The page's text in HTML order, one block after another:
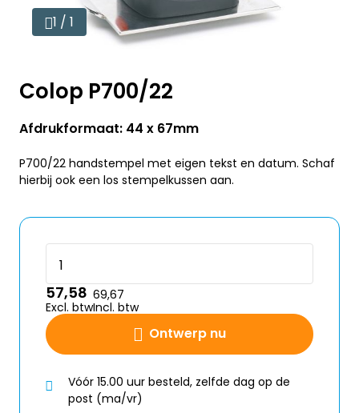
1 / 1
Colop P700/22
Afdrukformaat: 44 x 67mm
P700/22 handstempel met eigen tekst en datum. Schaf
hierbij ook een los stempelkussen aan.
Ontwerp nu
57,58
Excl. btw
69,67
Incl. btw
Vóór 15.00 uur besteld, zelfde dag op de
post (ma/vr)